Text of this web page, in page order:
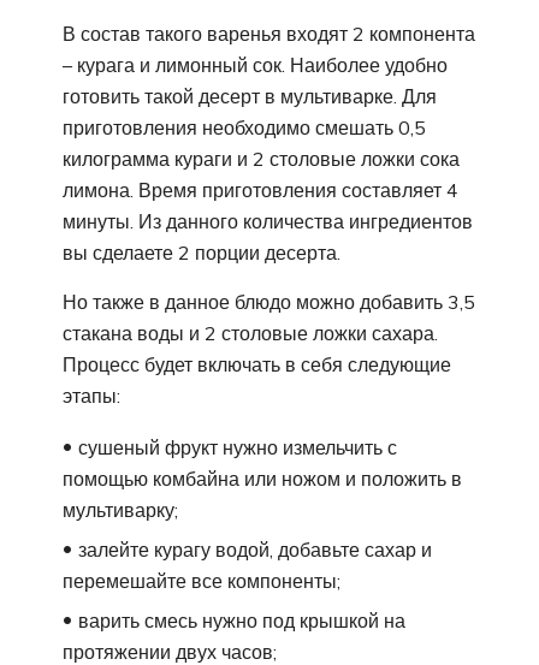
В состав такого варенья входят 2 компонента
– курага и лимонный сок. Наиболее удобно
готовить такой десерт в мультиварке. Для
приготовления необходимо смешать 0,5
килограмма кураги и 2 столовые ложки сока
лимона. Время приготовления составляет 4
минуты. Из данного количества ингредиентов
вы сделаете 2 порции десерта.
Но также в данное блюдо можно добавить 3,5
стакана воды и 2 столовые ложки сахара.
Процесс будет включать в себя следующие
этапы:
сушеный фрукт нужно измельчить с
помощью комбайна или ножом и положить в
мультиварку;
залейте курагу водой, добавьте сахар и
перемешайте все компоненты;
варить смесь нужно под крышкой на
протяжении двух часов;